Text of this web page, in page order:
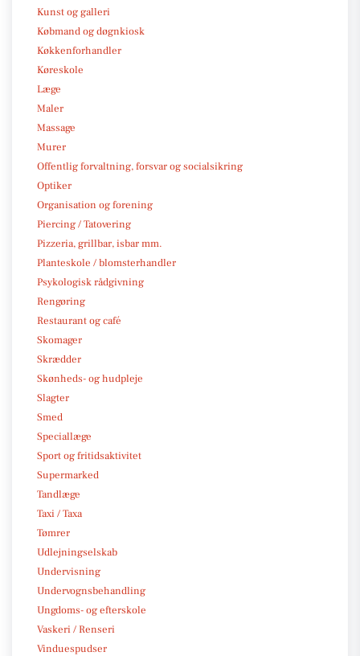
Kunst og galleri
Købmand og døgnkiosk
Køkkenforhandler
Køreskole
Læge
Maler
Massage
Murer
Offentlig forvaltning, forsvar og socialsikring
Optiker
Organisation og forening
Piercing / Tatovering
Pizzeria, grillbar, isbar mm.
Planteskole / blomsterhandler
Psykologisk rådgivning
Rengøring
Restaurant og café
Skomager
Skrædder
Skønheds- og hudpleje
Slagter
Smed
Speciallæge
Sport og fritidsaktivitet
Supermarked
Tandlæge
Taxi / Taxa
Tømrer
Udlejningselskab
Undervisning
Undervognsbehandling
Ungdoms- og efterskole
Vaskeri / Renseri
Vinduespudser